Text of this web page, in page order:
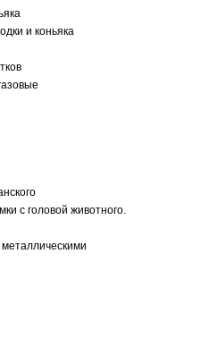
и коньяка
с головой животного.